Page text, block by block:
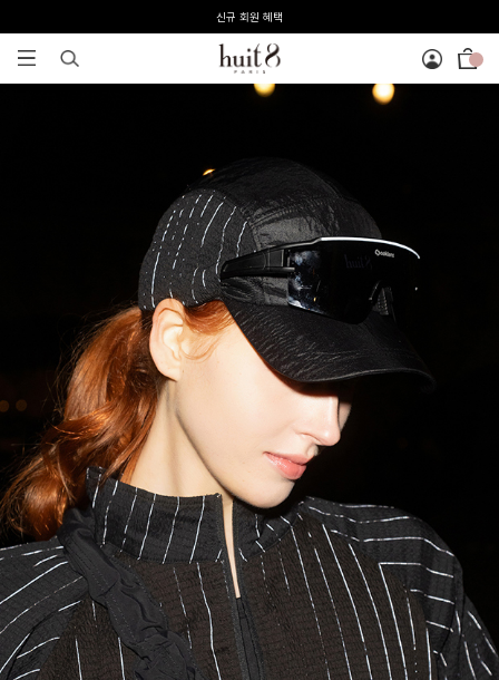
전 회원 무료배송 / 1회 사이즈 교환 무료